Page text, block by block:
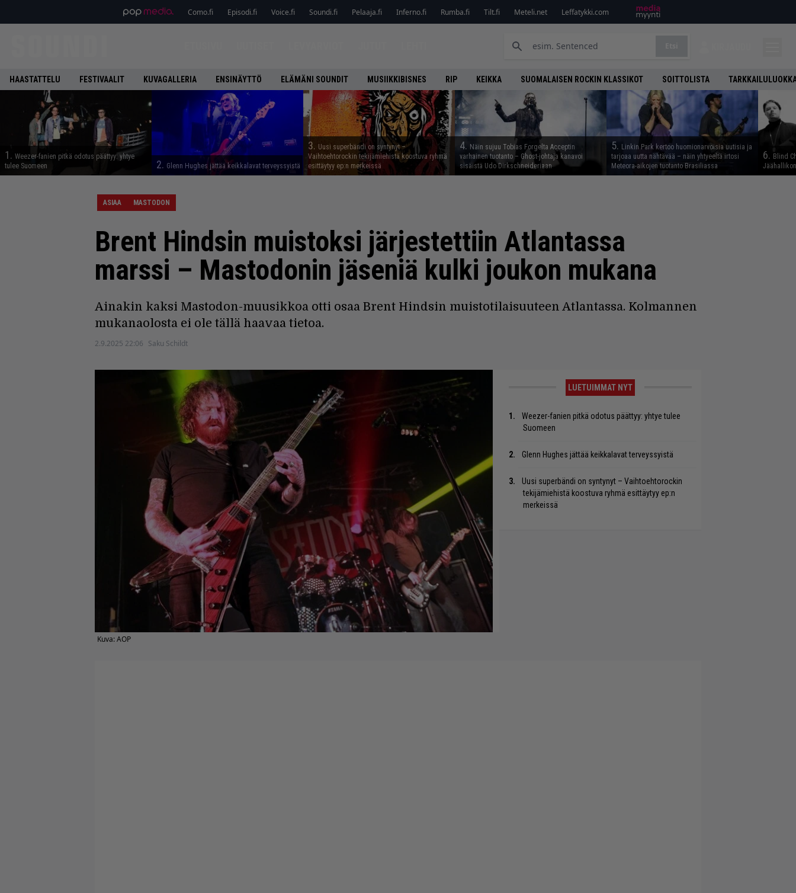
Como.fi Episodi.fi Voice.fi Soundi.fi Pelaaja.fi Inferno.fi Rumba.fi Tilt.fi Meteli.net Leffatykki.com
HAASTATTELU FESTIVAALIT KUVAGALLERIA ENSINÄYTTÖ ELÄMÄNI SOUNDIT MUSIIKKIBISNES RIP KEIKKA SUOMALAISEN ROCKIN KLASSIKOT SOITTOLISTA
1. Weezer-fanien pitkä odotus päättyy: yhtye
tulee Suomeen
2. Glenn Hughes jättää keikkalavat terveyssyistä
3. Uusi superbändi on syntynyt –
Vaihtoehtorockin tekijämiehistä koostuva ryhmä
esittäytyy ep:n merkeissä
4. Näin sujuu Tobias Forgelta Acceptin
varhainen tuotanto – Ghost-johtaja kanavoi
sisäistä Udo Dirkschneideriaan
5. Linkin Park kertoo huomionarvoisia uutisia ja
tarjoaa uutta nähtävää – näin yhtyeeltä irtosi
Meteora-aikojen tuotanto Brasiliassa
6. Blind
ASIAA MASTODON
Brent Hindsin muistoksi järjestettiin Atlantassa
marssi – Mastodonin jäseniä kulki joukon mukana
Ainakin kaksi Mastodon-muusikkoa otti osaa Brent Hindsin muistotilaisuuteen Atlantassa. Kolmannen
mukanaolosta ei ole tällä haavaa tietoa.
2.9.2025 22:06 Saku Schildt
Kuva: AOP
LUETUIMMAT NYT
Weezer-fanien pitkä odotus päättyy: yhtye tulee
Suomeen
Glenn Hughes jättää keikkalavat terveyssyistä
Uusi superbändi on syntynyt – Vaihtoehtorockin
tekijämiehistä koostuva ryhmä esittäytyy ep:n
merkeissä